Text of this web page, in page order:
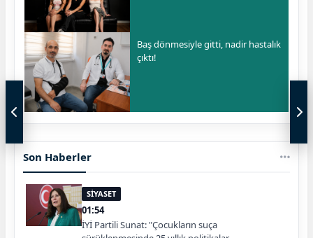
Baş dönmesiyle gitti, nadir hastalık
çıktı!
Son Haberler
SİYASET
01:54
İYİ Partili Sunat: "Çocukların suça